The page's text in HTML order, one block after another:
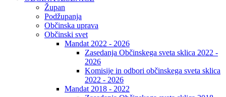
Župan
Podžupanja
Občinska uprava
Občinski svet
Mandat 2022 - 2026
Zasedanja Občinskega sveta sklica 2022 -
2026
Komisije in odbori občinskega sveta sklica
2022 - 2026
Mandat 2018 - 2022